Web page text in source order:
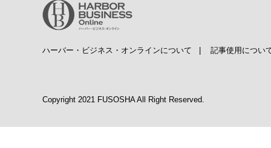
ハーバー・ビジネス・オンラインについて 記事使用につい
Copyright 2021 FUSOSHA All Right Reserved.